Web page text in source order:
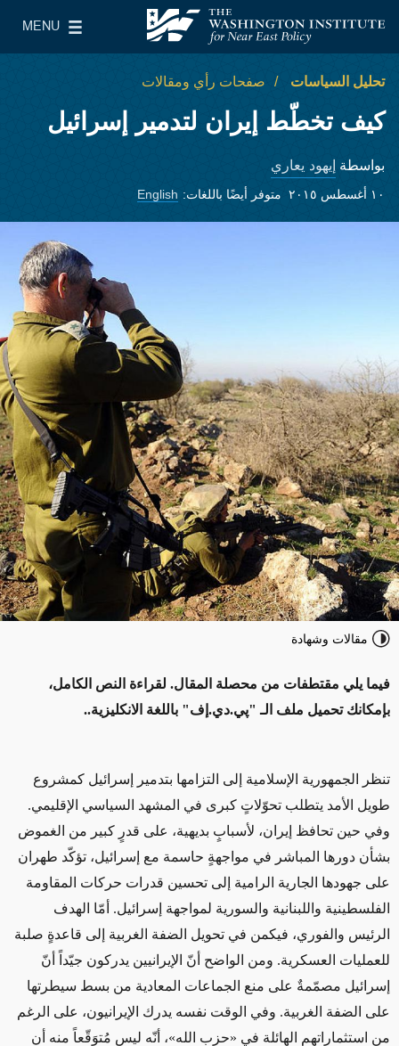
معهد واشنطن لسياسات الشرق الأدنى
MENU
Main Menu
تحليل السياسات صفحات رأي ومقالات
كيف تخطّط إيران لتدمير إسرائيل
بواسطة إيهود يعاري
١٠ أغسطس ٢٠١٥ متوفر أيضًا باللغات: English
مقالات وشهادة
فيما يلي مقتطفات من محصلة المقال. لقراءة النص الكامل،
بإمكانك تحميل ملف الـ "پي.دي.إف" باللغة الانكليزية.
.
تنظر الجمهورية الإسلامية إلى التزامها بتدمير إسرائيل كمشروع
طويل الأمد يتطلب تحوّلاتٍ كبرى في المشهد السياسي الإقليمي.
وفي حين تحافظ إيران، لأسبابٍ بديهية، على قدرٍ كبير من الغموض
بشأن دورها المباشر في مواجهةٍ حاسمة مع إسرائيل، تؤكّد طهران
على جهودها الجارية الرامية إلى تحسين قدرات حركات المقاومة
الفلسطينية واللبنانية والسورية لمواجهة إسرائيل. أمّا الهدف
الرئيس والفوري، فيكمن في تحويل الضفة الغربية إلى قاعدةٍ صلبة
للعمليات العسكرية. ومن الواضح أنّ الإيرانيين يدركون جيّداً أنّ
إسرائيل مصمّمةٌ على منع الجماعات المعادية من بسط سيطرتها
على الضفة الغربية. وفي الوقت نفسه يدرك الإيرانيون، على الرغم
من استثماراتهم الهائلة في «حزب الله»، أنّه ليس مُتوَقّعاً منه أن